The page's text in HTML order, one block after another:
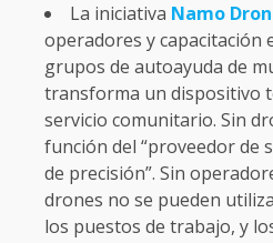
La iniciativa Namo
operadores y capacitación
grupos de autoayuda de
transforma un dispositivo
servicio comunitario. Sin
función del “proveedor de
de precisión”. Sin
drones no se pueden
los puestos de trabajo, y